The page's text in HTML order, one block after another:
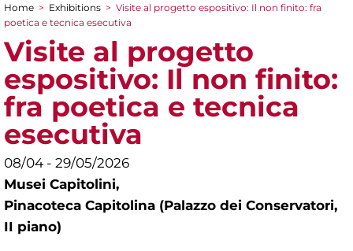
You are here
Home > Exhibitions > Visite al progetto espositivo: Il non finito: fra
poetica e tecnica esecutiva
Visite al progetto
espositivo: Il non finito:
fra poetica e tecnica
esecutiva
08/04 - 29/05/2026
Musei Capitolini,
Pinacoteca Capitolina (Palazzo dei Conservatori,
II piano)